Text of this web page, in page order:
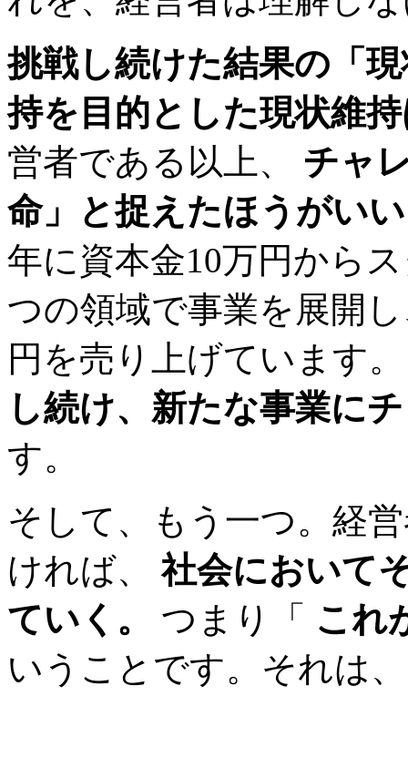
挑戦し続けた結果の「
持を目的とした現状維
営者である以上、 チャ
命」と捉えたほうがい
年に資本金10万円から
つの領域で事業を展開
円を売り上げています
し続け、新たな事業に
す。
そして、もう一つ。経
ければ、社会において
ていく。
つまり「 これ
いうことです。それは、